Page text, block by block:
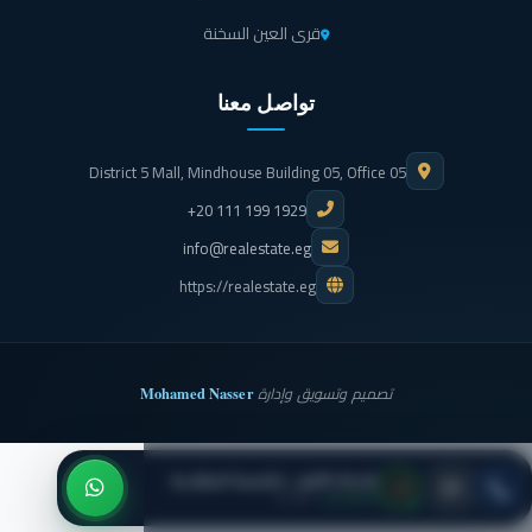
الأبيض المتوسط ذو المياه الفيروزية الساحرة والكريستال لاجون، وتضم هذه المرحلة
شاليهات وتاون هاوس بتصميمات عصرية على غرار المدن السياحية العالمية بمساحات
متر مربع، ولجذب العملاء للشراء الاستثمار قامت شركة الأهلي صبور العقارية بطرح هذه
الوحدات بأسعار تنافسية لا تقبل المقارنة بأي قرية سياحية أخرى، بسعر يبدأ من
ولم يتوقف إبداع الشركة المطورة عند هذا الحد بل قامت بتقديم خدمات ترفيهية
متميزة من خلال مول تجاري على مساحة 2 فدان، وجيم واسبا وملاعب لممارسة
الرياضات المختلفة والمفضلة لدى السكان في أي وقت، ولقضاء وقت ممتع تم إنشاء
أهم الخدمات في جايا صبور
الساحل الشمالي Gaia Al
Ahly Sabbour
قرى العين السخنة
تواصل معنا
District 5 Mall, Mindhouse Building 05, Office 05
+20 111 199 1929
info@realestate.eg
https://realestate.eg
تصميم وتسويق وإدارةMohamed Nasser